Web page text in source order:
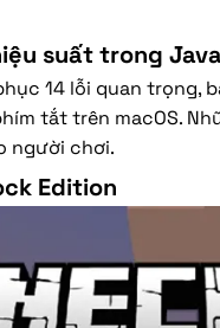
suất trong
14 lỗi quan trọng,
tắt trên macOS.
người chơi.
Edition